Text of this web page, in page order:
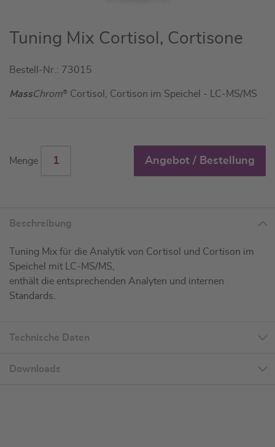
Zum
Anfang
Bildgalerie
springen
Tuning Mix Cortisol, Cortisone
Bestell-Nr.: 73015
MassChrom® Cortisol, Cortison im Speichel - LC-MS/MS
Menge Angebot / Bestellung
Beschreibung
Tuning Mix für die Analytik von Cortisol und Cortison im
Speichel mit LC-MS/MS,
enthält die entsprechenden Analyten und internen
Standards.
Technische Daten
Downloads